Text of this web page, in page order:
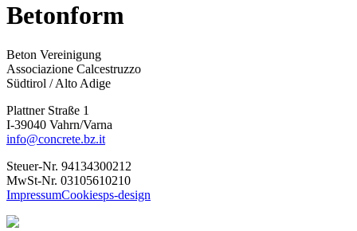
Betonform
Beton Vereinigung
Associazione Calcestruzzo
Südtirol / Alto Adige
Plattner Straße 1
I-39040 Vahrn/Varna
info@concrete.bz.it
Steuer-Nr. 94134300212
MwSt-Nr. 03105610210
ImpressumCookiesps-design